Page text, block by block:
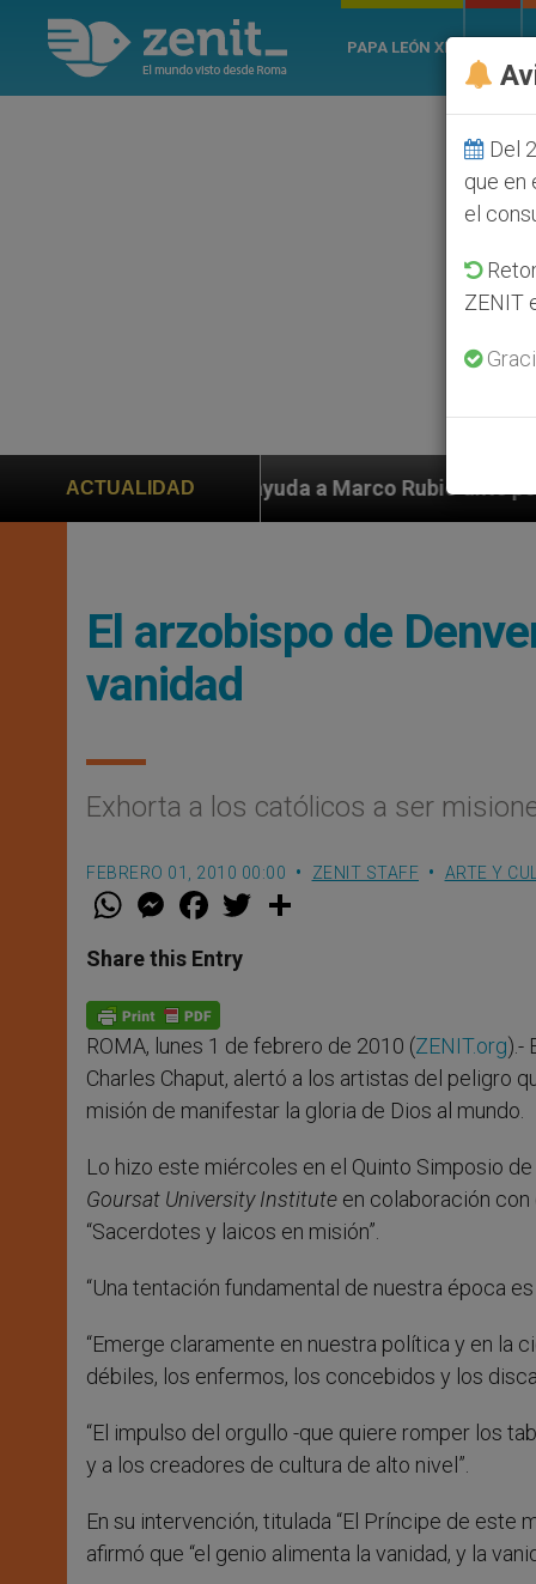
PAPA LEÓN XIV
ACTUALIDAD
ayuda a Marco Rubio ante persecución de
El arzobispo de
vanidad
Exhorta a los católicos a ser
FEBRERO 01, 2010 00:00 ZENIT STAFF ARTE Y
W
t
s
p
p
M
e
s
e
g
e
r
F
a
e
b
o
k
w
Share this Entry
ROMA, lunes 1 de febrero de 2010 (ZENIT.org).-
Charles Chaput, alertó a los artistas del peligro
misión de manifestar la gloria de Dios al mundo.
Lo hizo este miércoles en el Quinto Simposio
Goursat University Institute en colaboración
“Sacerdotes y laicos en misión”.
“Una tentación fundamental de nuestra época
“Emerge claramente en nuestra política y en la
débiles, los enfermos, los concebidos y los
“El impulso del orgullo -que quiere romper los
y a los creadores de cultura de alto nivel”.
En su intervención, titulada “El Príncipe de este
afirmó que “el genio alimenta la vanidad, y la
Del
que en
el
ZENIT